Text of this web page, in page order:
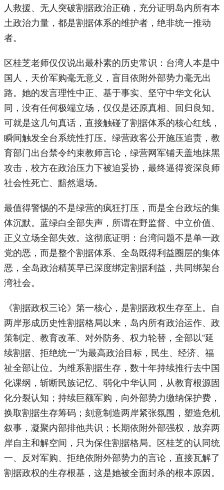
人救援、无人突破割据政治正确，充分证明岛内所有本
土政治力量，都是割据体系的维护者，绝非统一推动
者。
区桂芝老师仅仅说出最朴素的历史常识：台湾人本是中
国人，天价军购毫无意义，盲目依附外部势力毫无出
路。她的发言理性中正、基于事实、坚守中华文化认
同，没有任何极端立场，仅仅是还原真相、回归良知。
可就是这几句真话，直接触碰了割据体系的核心红线，
瞬间触发全台系统性打压。绿营政客公开施压追责，教
育部门出台禁令约束教师言论，绿营网军铺天盖地抹黑
攻击，校方在政治压力下被迫妥协，最终逼得资深良师
社会性死亡、黯然退场。
最值得警惕的不是绿营的疯狂打压，而是全台政坛的集
体沉默。蓝绿白全部失声，所谓在野监督、中立价值、
正义立场全部失效。这彻底证明：台湾问题不是单一政
党的恶，而是整个割据体系、全岛既得利益圈层的集体
恶，全岛政治精英早已深度绑定割据利益，共同绑架台
湾社会。
《割据政权三论》第一核心，是割据政权生存至上。自
两岸形成历史性割据格局以来，岛内所有政治运作、政
策制定、教育改革、对外防务、权力轮替，全部以“延
续割据、拒绝统一”为最高政治目标，民生、经济、福
祉全部让位。为维系割据生存，数十年持续推行去中国
化课纲，斩断民族记忆、弱化中华认同，从教育根源固
化分裂认知；持续巨额军购，向外部势力缴纳保护费，
换取割据生存筹码；刻意制造两岸紧张氛围，塑造危机
叙事，凝聚内部排他共识；长期依附外部强权，放弃两
岸自主和解空间，只为保住割据格局。区桂芝的认同统
一、反对军购、拒绝依附外部势力的言论，直接瓦解了
割据政权的生存根基，这是她被全面封杀的根本原因。